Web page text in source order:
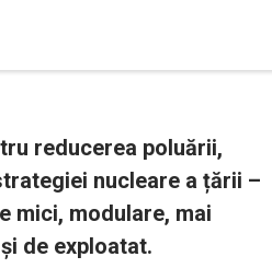
reducerea poluării,
nucleare a țării –
mici, modulare, mai
de exploatat.